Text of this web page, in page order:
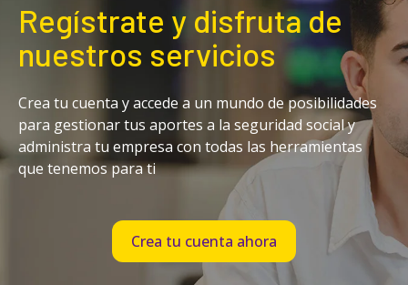
Regístrate y disfruta de
nuestros servicios
Crea tu cuenta y accede a un mundo de posibilidades
para gestionar tus aportes a la seguridad social y
administra tu empresa con todas las herramientas
que tenemos para ti
Crea tu cuenta ahora